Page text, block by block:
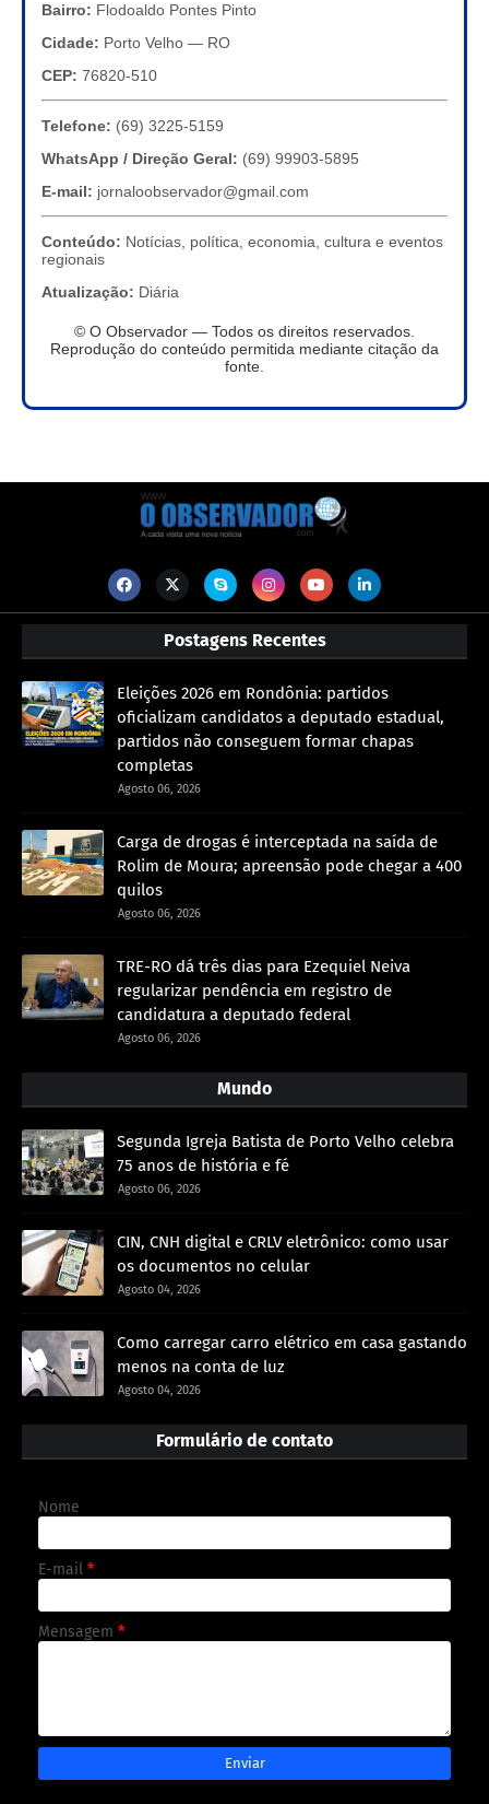
Bairro: Flodoaldo Pontes Pinto
Cidade: Porto Velho — RO
CEP: 76820-510
Telefone: (69) 3225-5159
WhatsApp / Direção Geral: (69) 99903-5895
E-mail: jornaloobservador@gmail.com
Conteúdo: Notícias, política, economia, cultura e eventos
regionais
Atualização: Diária
© O Observador — Todos os direitos reservados.
Reprodução do conteúdo permitida mediante citação da
fonte.
Postagens Recentes
Eleições 2026 em Rondônia: partidos
oficializam candidatos a deputado estadual,
partidos não conseguem formar chapas
completas
Agosto 06, 2026
Carga de drogas é interceptada na saída de
Rolim de Moura; apreensão pode chegar a 400
quilos
Agosto 06, 2026
TRE-RO dá três dias para Ezequiel Neiva
regularizar pendência em registro de
candidatura a deputado federal
Agosto 06, 2026
Mundo
Segunda Igreja Batista de Porto Velho celebra
75 anos de história e fé
Agosto 06, 2026
CIN, CNH digital e CRLV eletrônico: como usar
os documentos no celular
Agosto 04, 2026
Como carregar carro elétrico em casa gastando
menos na conta de luz
Agosto 04, 2026
Formulário de contato
Nome
E-mail *
Mensagem *